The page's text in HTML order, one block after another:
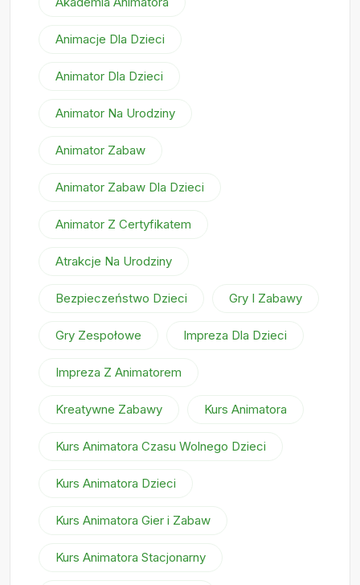
Animacje Dla Dzieci
Animator Dla Dzieci
Animator Na Urodziny
Animator Zabaw
Animator Zabaw Dla Dzieci
Animator Z Certyfikatem
Atrakcje Na Urodziny
Bezpieczeństwo Dzieci Gry I Zabawy
Gry Zespołowe Impreza Dla Dzieci
Impreza Z Animatorem
Kreatywne Zabawy Kurs Animatora
Kurs Animatora Czasu Wolnego Dzieci
Kurs Animatora Dzieci
Kurs Animatora Gier i Zabaw
Kurs Animatora Stacjonarny